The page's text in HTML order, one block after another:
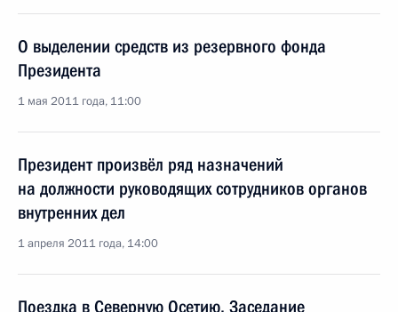
О выделении средств из резервного фонда
Президента
1 мая 2011 года, 11:00
Президент произвёл ряд назначений
на должности руководящих сотрудников органов
внутренних дел
1 апреля 2011 года, 14:00
Поездка в Северную Осетию. Заседание